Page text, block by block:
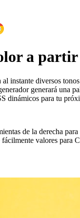
a
instante diversos
generará una
dinámicos para tu
de la derecha
valores